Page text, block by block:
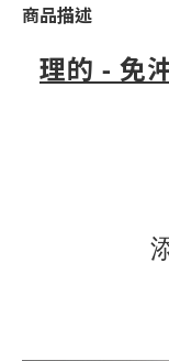
商品描述
理的 - 免